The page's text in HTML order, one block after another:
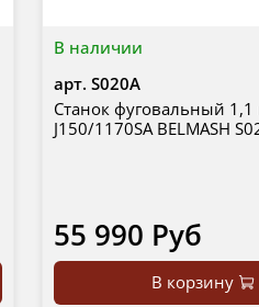
В наличии
арт. S020A
Станок фуговальный 1,1
J150/1170SA BELMASH
55 990 Руб
В корзину